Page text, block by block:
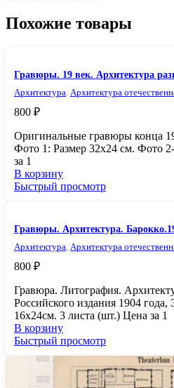
Похожие товары
Гравюры. 19 век. Архитектура
Архитектура Архитектура
800 ₽
Оригинальные гравюры конца
Фото 1: Размер 32х24 см. Фото
за 1
В корзину
Быстрый просмотр
Гравюры. Архитектура.
Архитектура Архитектура
800 ₽
Гравюра. Литография.
Российского издания 1904
16х24см. 3 листа (шт.) Цена за 1
В корзину
Быстрый просмотр